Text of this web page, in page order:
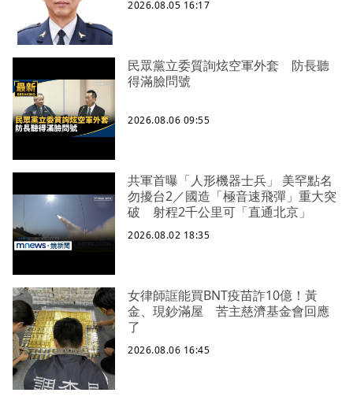
2026.08.05 16:17
民眾黨立委質詢炫空軍外套 防長聽
得滿臉問號
2026.08.06 09:55
共軍首曝「人形機器士兵」 美罕點名
勿擾台2／國造「極音速飛彈」重大突
破 射程2千公里可「直通北京」
2026.08.02 18:35
女律師誆能買BNT疫苗詐10億！黃
金、現鈔滿屋 苦主慈濟基金會回應
了
2026.08.06 16:45